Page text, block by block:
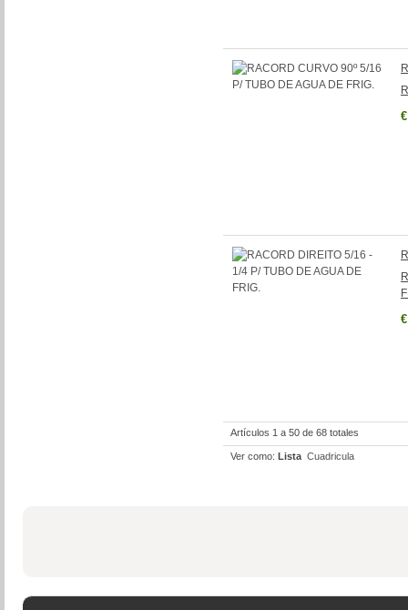
Artículos 1 a 50 de 68 totales
Ver como: Lista Cuadricula